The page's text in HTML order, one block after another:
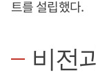
트를 설립했다.
비전